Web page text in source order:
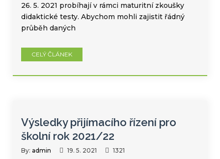
26. 5. 2021 probíhají v rámci maturitní zkoušky
didaktické testy. Abychom mohli zajistit řádný
průběh daných
CELÝ ČLÁNEK
Výsledky přijímacího řízení pro
školní rok 2021/22
By: admin 19. 5. 2021 1321